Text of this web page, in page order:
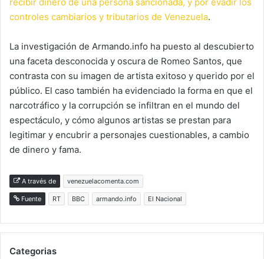
recibir dinero de una persona sancionada, y por evadir los
controles cambiarios y tributarios de Venezuela.
La investigación de Armando.info ha puesto al descubierto
una faceta desconocida y oscura de Romeo Santos, que
contrasta con su imagen de artista exitoso y querido por el
público. El caso también ha evidenciado la forma en que el
narcotráfico y la corrupción se infiltran en el mundo del
espectáculo, y cómo algunos artistas se prestan para
legitimar y encubrir a personajes cuestionables, a cambio
de dinero y fama.
A través de venezuelacomenta.com
Fuente RT BBC armando.info El Nacional
Categorias